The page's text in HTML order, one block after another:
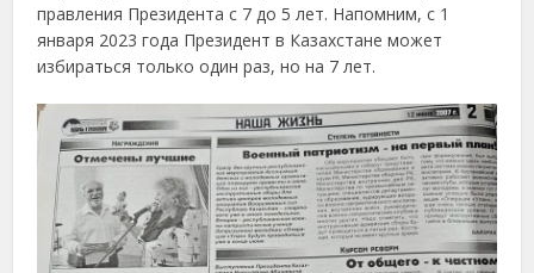
правления Президента с 7 до 5 лет. Напомним, с 1
января 2023 года Президент в Казахстане может
избираться только один раз, но на 7 лет.